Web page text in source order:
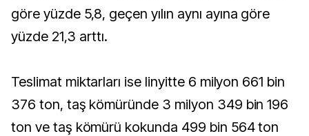
göre yüzde 5,8, geçen yılın aynı ayına göre
yüzde 21,3 arttı.
Teslimat miktarları ise linyitte 6 milyon 661 bin
376 ton, taş kömüründe 3 milyon 349 bin 196
ton ve taş kömürü kokunda 499 bin 564 ton